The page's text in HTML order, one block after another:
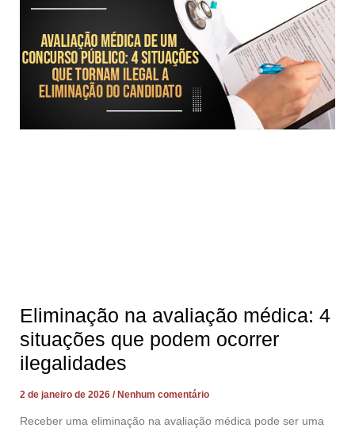
Eliminação na avaliação médica: 4
situações que podem ocorrer
ilegalidades
2 de janeiro de 2026 Nenhum comentário
Receber uma eliminação na avaliação médica pode ser uma